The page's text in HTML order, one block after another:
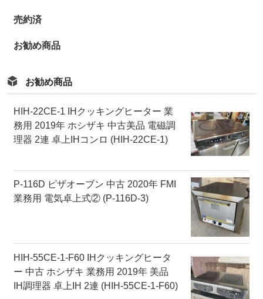
売約済
お勧め商品
お勧め商品
HIH-22CE-1 IHクッキングヒーター 業
務用 2019年 ホシザキ 中古美品 電磁調
理器 2連 卓上IHコンロ (HIH-22CE-1)
P-116D ピザオーブン 中古 2020年 FMI
業務用 電気卓上式② (P-116D-3)
HIH-55CE-1-F60 IHクッキングヒータ
ー 中古 ホシザキ 業務用 2019年 美品
IH調理器 卓上IH 2連 (HIH-55CE-1-F60)